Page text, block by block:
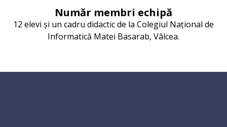
Număr membri echipă
12 elevi și un cadru didactic de la Colegiul Național de
Informatică Matei Basarab, Vâlcea.